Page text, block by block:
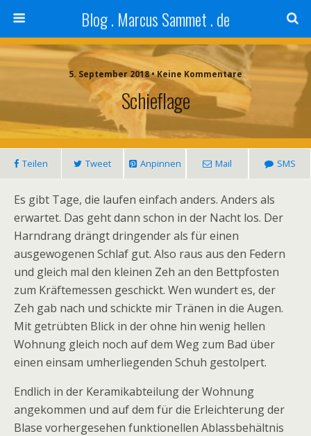
Blog . Marcus Sammet . de
5. September 2018 • Keine Kommentare
Schieflage
Teilen Tweet Anpinnen Mail SMS
Es gibt Tage, die laufen einfach anders. Anders als
erwartet. Das geht dann schon in der Nacht los. Der
Harndrang drängt dringender als für einen
ausgewogenen Schlaf gut. Also raus aus den Federn
und gleich mal den kleinen Zeh an den Bettpfosten
zum Kräftemessen geschickt. Wen wundert es, der
Zeh gab nach und schickte mir Tränen in die Augen.
Mit getrübten Blick in der ohne hin wenig hellen
Wohnung gleich noch auf dem Weg zum Bad über
einen einsam umherliegenden Schuh gestolpert.
Endlich in der Keramikabteilung der Wohnung
angekommen und auf dem für die Erleichterung der
Blase vorhergesehen funktionellen Ablassbehältnis